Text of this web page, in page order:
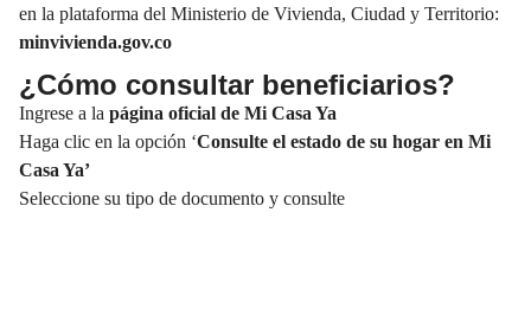
en la plataforma del Ministerio de Vivienda, Ciudad y Territorio:
minvivienda.gov.co
¿Cómo consultar beneficiarios?
Ingrese a la página oficial de Mi Casa Ya
Haga clic en la opción ‘Consulte el estado de su hogar en Mi
Casa Ya’
Seleccione su tipo de documento y consulte